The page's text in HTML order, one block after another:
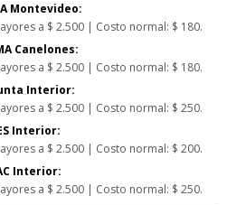
Montevideo:
a $ 2.500 | Costo normal: $ 180.
Canelones:
a $ 2.500 | Costo normal: $ 180.
Interior:
a $ 2.500 | Costo normal: $ 250.
Interior:
a $ 2.500 | Costo normal: $ 200.
Interior:
a $ 2.500 | Costo normal: $ 250.